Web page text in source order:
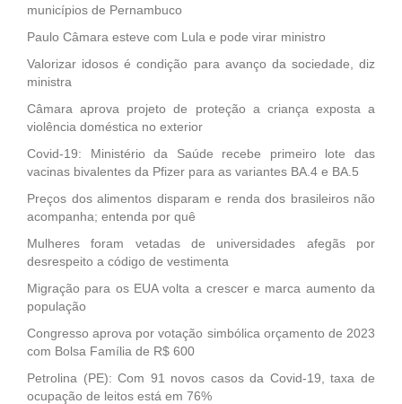
municípios de Pernambuco
Paulo Câmara esteve com Lula e pode virar ministro
Valorizar idosos é condição para avanço da sociedade, diz
ministra
Câmara aprova projeto de proteção a criança exposta a
violência doméstica no exterior
Covid-19: Ministério da Saúde recebe primeiro lote das
vacinas bivalentes da Pfizer para as variantes BA.4 e BA.5
Preços dos alimentos disparam e renda dos brasileiros não
acompanha; entenda por quê
Mulheres foram vetadas de universidades afegãs por
desrespeito a código de vestimenta
Migração para os EUA volta a crescer e marca aumento da
população
Congresso aprova por votação simbólica orçamento de 2023
com Bolsa Família de R$ 600
Petrolina (PE): Com 91 novos casos da Covid-19, taxa de
ocupação de leitos está em 76%